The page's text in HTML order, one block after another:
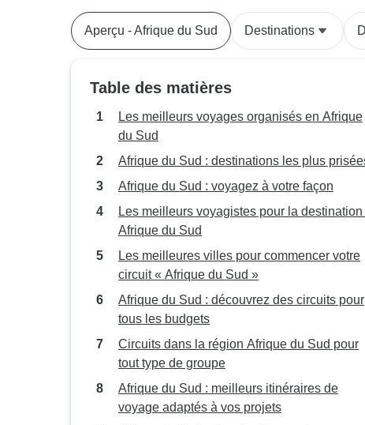
Aperçu - Afrique du Sud Destinations
Table des matières
Les meilleurs voyages organisés en Afrique
du Sud
Afrique du Sud : destinations les plus
Afrique du Sud : voyagez à votre façon
Les meilleurs voyagistes pour la destination
Afrique du Sud
Les meilleures villes pour commencer votre
circuit « Afrique du Sud »
Afrique du Sud : découvrez des circuits pour
tous les budgets
Circuits dans la région Afrique du Sud pour
tout type de groupe
Afrique du Sud : meilleurs itinéraires de
voyage adaptés à vos projets